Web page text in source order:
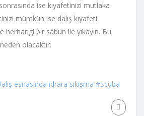
ise kıyafetinizi mutlaka
mümkün ise dalış kıyafeti
herhangi bir sabun ile yıkayın. Bu
olacaktır.
esnasında idrara sıkışma #Scuba